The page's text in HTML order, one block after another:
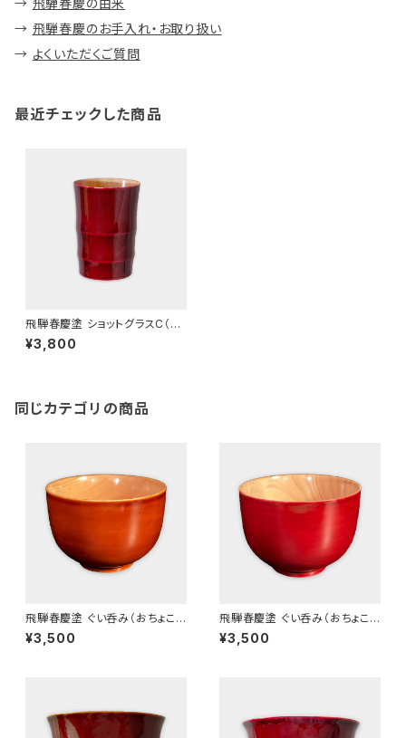
→ 飛騨春慶の由来
→ 飛騨春慶のお手入れ・お取り扱い
→ よくいただくご質問
最近チェックした商品
飛騨春慶塗 ショットグラスC（バ
ンブー）紅
¥3,800
同じカテゴリの商品
飛騨春慶塗 ぐい呑み（おちょこ）
C (2025)
¥3,500
飛騨春慶塗 ぐい呑み（おちょこ）
C 紅 (2025)
¥3,500